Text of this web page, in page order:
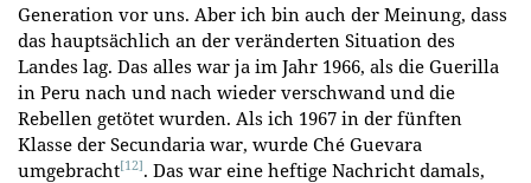
Generation vor uns. Aber ich bin auch der Meinung, dass
das hauptsächlich an der veränderten Situation des
Landes lag. Das alles war ja im Jahr 1966, als die Guerilla
in Peru nach und nach wieder verschwand und die
Rebellen getötet wurden. Als ich 1967 in der fünften
Klasse der Secundaria war, wurde Ché Guevara
umgebracht[12]. Das war eine heftige Nachricht damals,